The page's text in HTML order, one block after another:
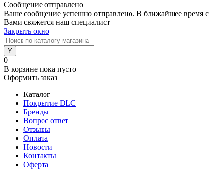
Сообщение отправлено
Ваше сообщение успешно отправлено. В ближайшее время с
Вами свяжется наш специалист
Закрыть окно
0
В корзине пока пусто
Оформить заказ
Каталог
Покрытие DLC
Бренды
Вопрос ответ
Отзывы
Оплата
Новости
Контакты
Оферта